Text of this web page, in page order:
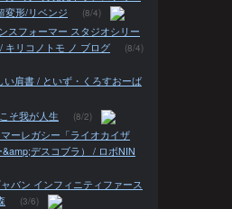
変形/リベンジ
(8/4)
スフォーマー スタジオシリー
キリコノトモ ノ ブログ
(8/4)
肩書 / といず・くろすおーば
そ我が人生 (8/2)
ーレガシー「ライオカイザ
デスコブラ） / ロボNIN
バン インフィニティファース
(3/6)